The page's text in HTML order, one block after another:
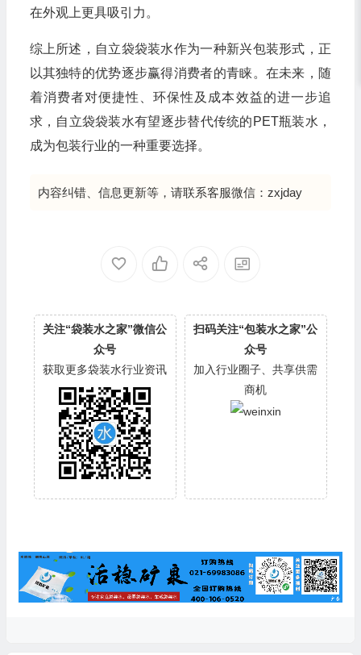
在外观上更具吸引力。
综上所述，自立袋袋装水作为一种新兴包装形式，正
以其独特的优势逐步赢得消费者的青睐。在未来，随
着消费者对便捷性、环保性及成本效益的进一步追
求，自立袋袋装水有望逐步替代传统的PET瓶装水，
成为包装行业的一种重要选择。
内容纠错、信息更新等，请联系客服微信：zxjday
关注“袋装水之家”微信公
众号
获取更多袋装水行业资讯
扫码关注“包装水之家”公
众号
加入行业圈子、共享供需
商机